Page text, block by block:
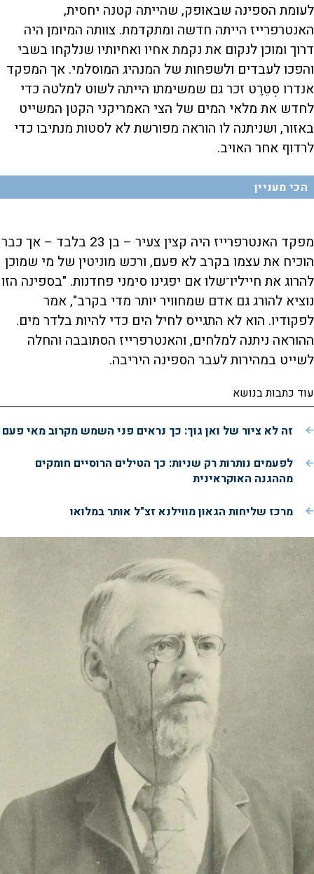
לעומת הספינה שבאופק, שהייתה קטנה יחסית,
האנטרפרייז הייתה חדשה ומתקדמת. צוותה המיומן היה
דרוך ומוכן לנקום את נקמת אחיו ואחיותיו שנלקחו בשבי
והפכו לעבדים ולשפחות של המנהיג המוסלמי. אך המפקד
אנדרו סְטֵרֶט זכר גם שמשימתו הייתה לשוט למלטה כדי
לחדש את מלאי המים של הצי האמריקני הקטן המשייט
באזור, ושניתנה לו הוראה מפורשת לא לסטות מנתיבו כדי
לרדוף אחר האויב.
הכי מעניין
מפקד האנטרפרייז היה קצין צעיר – בן 23 בלבד – אך כבר
הוכיח את עצמו בקרב לא פעם, ורכש מוניטין של מי שמוכן
להרוג את חייליו־שלו אם יפגינו סימני פחדנות. "בספינה הזו
נוציא להורג גם אדם שמחוויר יותר מדי בקרב", אמר
לפקודיו. הוא לא התגייס לחיל הים כדי להיות בלדר מים.
ההוראה ניתנה למלחים, והאנטרפרייז הסתובבה והחלה
לשייט במהירות לעבר הספינה היריבה.
עוד כתבות בנושא
זה לא ציור של ואן גוך: כך נראים פני השמש מקרוב מאי פעם
לפעמים נותרות רק שניות: כך הטילים הרוסיים חומקים
מההגנה האוקראינית
מרכז שליחות הגאון מווילנא זצ"ל אותר במלואו